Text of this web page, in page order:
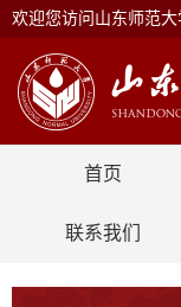
欢迎您访问山东师范大
首页
联系我们